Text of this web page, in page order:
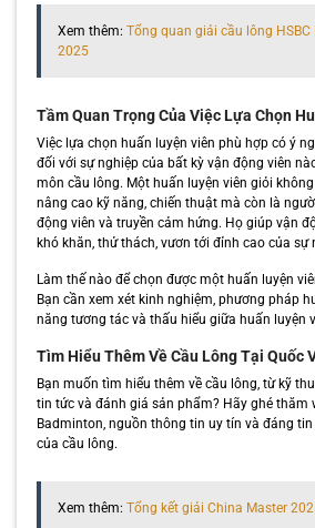
Xem thêm: Tổng quan giải cầu lông HSBC
2025
Tầm Quan Trọng Của Việc Lựa Chọn
Việc lựa chọn huấn luyện viên phù hợp có ý
đối với sự nghiệp của bất kỳ vận động viên
môn cầu lông. Một huấn luyện viên giỏi
nâng cao kỹ năng, chiến thuật mà còn là
động viên và truyền cảm hứng. Họ giúp vận
khó khăn, thử thách, vươn tới đỉnh cao của sự
Làm thế nào để chọn được một huấn luyện
Bạn cần xem xét kinh nghiệm, phương pháp
năng tương tác và thấu hiểu giữa huấn luyện
Tìm Hiểu Thêm Về Cầu Lông Tại Quốc
Bạn muốn tìm hiểu thêm về cầu lông, từ kỹ
tin tức và đánh giá sản phẩm? Hãy ghé thăm
Badminton, nguồn thông tin uy tín và đáng
của cầu lông.
Xem thêm: Tổng kết giải China Master